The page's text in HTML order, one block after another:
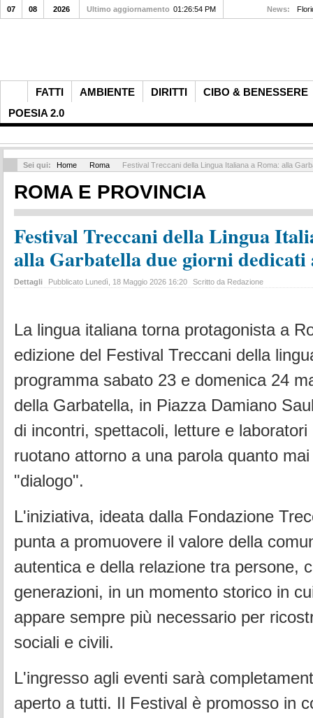
FATTI AMBIENTE DIRITTI
CIBO & BENESSERE
POESIA 2.0
07 08 2026 Ultimo aggiornamento 01:26:54 PM News:
Sei qui: Home Roma Festival Treccani della Lingua Italiana a Roma: alla
ROMA E PROVINCIA
Festival Treccani della Lingua
alla Garbatella due giorni dedicati
Dettagli Pubblicato Lunedì, 18 Maggio 2026 16:20 Scritto da Redazione
La lingua italiana torna protagonista a
edizione del Festival Treccani della
programma sabato 23 e domenica 24
della Garbatella, in Piazza Damiano
di incontri, spettacoli, letture e
ruotano attorno a una parola quanto
"dialogo".
L'iniziativa, ideata dalla Fondazione
punta a promuovere il valore della
autentica e della relazione tra persone,
generazioni, in un momento storico in
appare sempre più necessario per
sociali e civili.
L'ingresso agli eventi sarà
aperto a tutti. Il Festival è promosso in